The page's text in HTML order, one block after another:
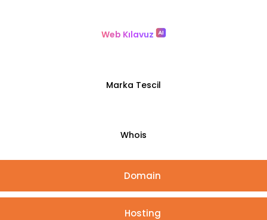
Web Kılavuz
Marka Tescil
Whois
Domain
Hosting